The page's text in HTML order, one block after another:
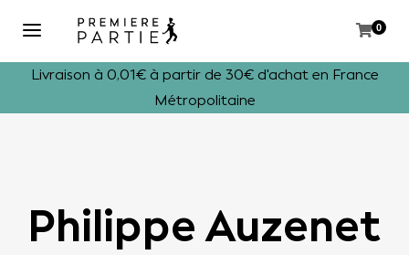
0
Livraison à 0,01€ à partir de 30€ d'achat en France
Métropolitaine
Philippe Auzenet